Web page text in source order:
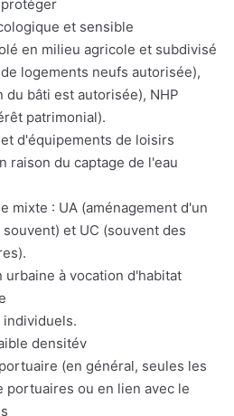
et sensible
en milieu agricole et subdivisé
logements neufs autorisée),
du bâti est autorisée), NHP
patrimonial).
d'équipements de loisirs
raison du captage de l'eau
mixte : UA (aménagement d'un
et UC (souvent des
urbaine à vocation d'habitat
individuels.
densitév
(en général, seules les
portuaires ou en lien avec le